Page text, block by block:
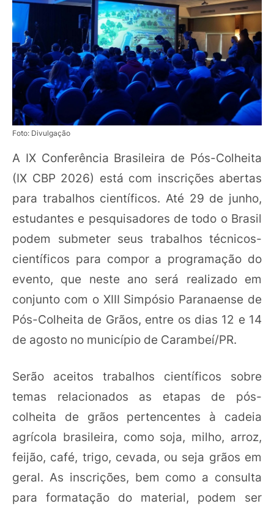
Foto: Divulgação
A IX Conferência Brasileira de Pós-Colheita
(IX CBP 2026) está com inscrições abertas
para trabalhos científicos. Até 29 de junho,
estudantes e pesquisadores de todo o Brasil
podem submeter seus trabalhos técnicos-
científicos para compor a programação do
evento, que neste ano será realizado em
conjunto com o XIII Simpósio Paranaense de
Pós-Colheita de Grãos, entre os dias 12 e 14
de agosto no município de Carambeí/PR.
Serão aceitos trabalhos científicos sobre
temas relacionados as etapas de pós-
colheita de grãos pertencentes à cadeia
agrícola brasileira, como soja, milho, arroz,
feijão, café, trigo, cevada, ou seja grãos em
geral. As inscrições, bem como a consulta
para formatação do material, podem ser